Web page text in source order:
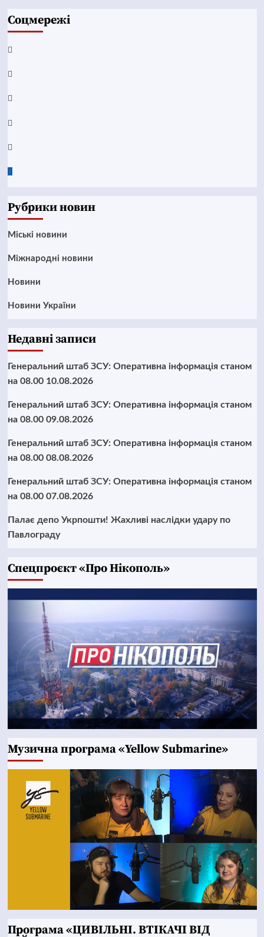
Соцмережі
Facebook
YouTube
Telegram
Instagram
Twitter
Google
Рубрики новин
Mіські новини
Міжнародні новини
Новини
Новини України
Недавні записи
Генеральний штаб ЗСУ: Оперативна інформація станом
на 08.00 10.08.2026
Генеральний штаб ЗСУ: Оперативна інформація станом
на 08.00 09.08.2026
Генеральний штаб ЗСУ: Оперативна інформація станом
на 08.00 08.08.2026
Генеральний штаб ЗСУ: Оперативна інформація станом
на 08.00 07.08.2026
Палає депо Укрпошти! Жахливі наслідки удару по
Павлограду
Cпецпроєкт «Про Нікополь»
Музична програма «Yellow Submarine»
Програма «ЦИВІЛЬНІ. ВТІКАЧІ ВІД